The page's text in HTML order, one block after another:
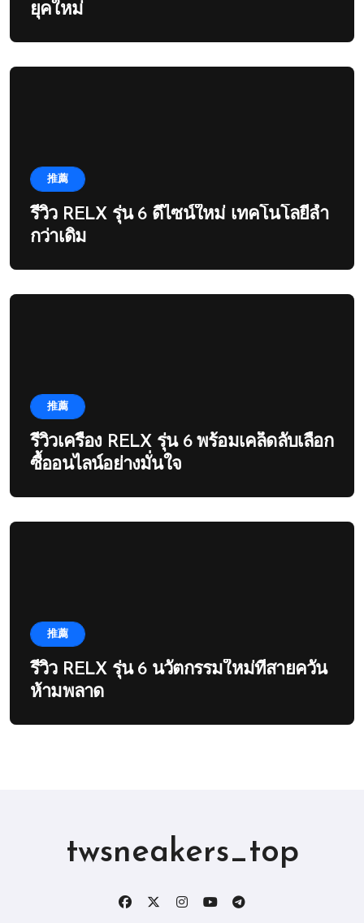
ยุคใหม่
推薦
รีวิว RELX รุ่น 6 ดีไซน์ใหม่ เทคโนโลยีล้ำ
กว่าเดิม
推薦
รีวิวเครื่อง RELX รุ่น 6 พร้อมเคล็ดลับเลือก
ซื้ออนไลน์อย่างมั่นใจ
推薦
รีวิว RELX รุ่น 6 นวัตกรรมใหม่ที่สายควัน
ห้ามพลาด
twsneakers_top